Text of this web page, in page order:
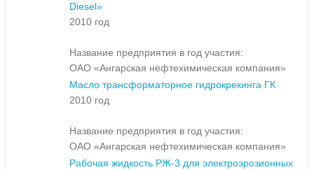
Diesel»
2010 год
Название предприятия в год участия:
ОАО «Ангарская нефтехимическая компания»
Масло трансформаторное гидрокрекинга ГК
2010 год
Название предприятия в год участия:
ОАО «Ангарская нефтехимическая компания»
Рабочая жидкость РЖ-3 для электроэрозионных